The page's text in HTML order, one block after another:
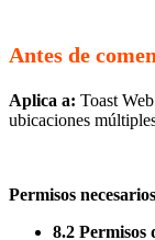
Antes de
Aplica a: Toast
ubicaciones
Permisos
8.2 Permisos